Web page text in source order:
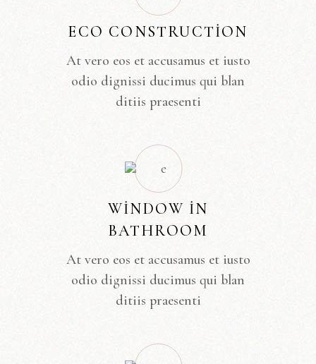
ECO CONSTRUCTION
At vero eos et accusamus et iusto
odio dignissi ducimus qui blan
ditiis praesenti
WINDOW IN
BATHROOM
At vero eos et accusamus et iusto
odio dignissi ducimus qui blan
ditiis praesenti